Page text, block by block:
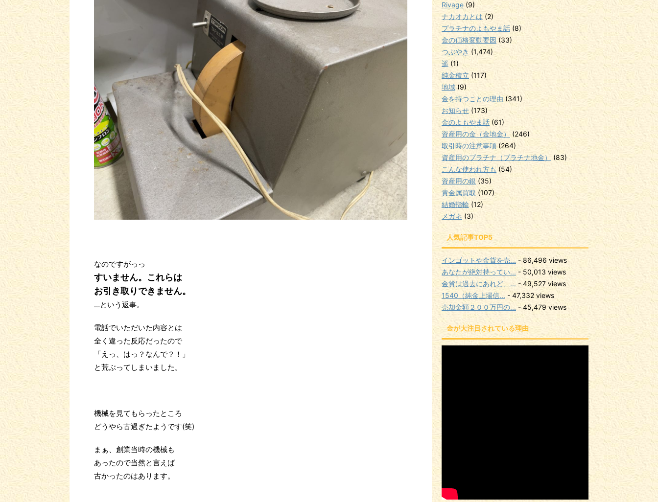
なのですがっっ
すいません。これらは
お引き取りできません。
…という返事。
電話でいただいた内容とは
全く違った反応だったので
「えっ、はっ？なんで？！」
と荒ぶってしまいました。
機械を見てもらったところ
どうやら古過ぎたようです(笑)
まぁ、創業当時の機械も
あったので当然と言えば
古かったのはあります。
Rivage (9)
ナカオカとは (2)
プラチナのよもやま話 (8)
金の価格変動要因 (33)
つぶやき (1,474)
遥 (1)
純金積立 (117)
地域(9)
金を持つことの理由 (341)
お知らせ (173)
金のよもやま話 (61)
資産用の金（金地金）
(246)
取引時の注意事項(264)
資産用のプラチナ（プラチナ地金）
(83)
こんな使われ方も (54)
資産用の銀 (35)
貴金属買取 (107)
結婚指輪 (12)
メガネ (3)
人気記事TOP5
インゴットや金貨を売... - 86,496 views
あなたが絶対持ってい... - 50,013 views
金貨は過去にあれど、... - 49,527 views
1540（純金上場信... - 47,332 views
売却金額２００万円の... - 45,479 views
金が大注目されている理由